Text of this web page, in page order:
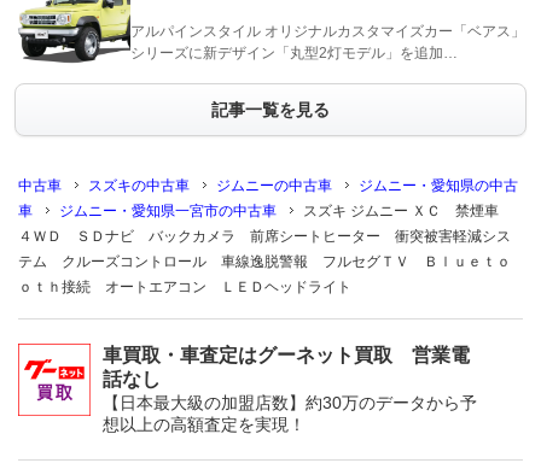
アルパインスタイル オリジナルカスタマイズカー「ベアス」
シリーズに新デザイン「丸型2灯モデル」を追加…
記事一覧を見る
中古車 スズキの中古車 ジムニーの中古車
ジムニー・愛知県の中古
車
ジムニー・愛知県一宮市の中古車
スズキ ジムニー ＸＣ 禁煙車
４ＷＤ ＳＤナビ バックカメラ 前席シートヒーター 衝突被害軽減シス
テム クルーズコントロール 車線逸脱警報 フルセグＴＶ Ｂｌｕｅｔｏ
ｏｔｈ接続 オートエアコン ＬＥＤヘッドライト
車買取・車査定はグーネット買取 営業電
話なし
【日本最大級の加盟店数】約30万のデータから予
想以上の高額査定を実現！